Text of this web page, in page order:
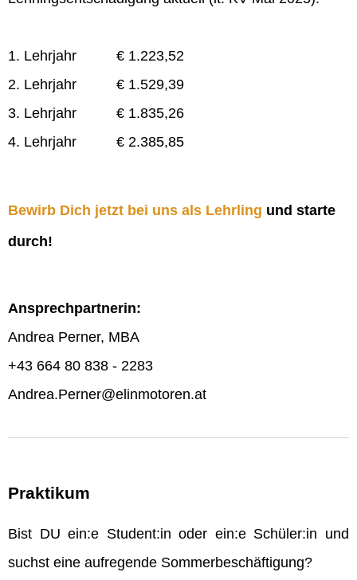
1. Lehrjahr € 1.223,52
2. Lehrjahr € 1.529,39
3. Lehrjahr € 1.835,26
4. Lehrjahr € 2.385,85
Bewirb Dich jetzt bei uns als Lehrling und starte
durch!
Ansprechpartnerin:
Andrea Perner, MBA
+43 664 80 838 - 2283
Andrea.Perner@elinmotoren.at
Praktikum
Bist DU ein:e Student:in oder ein:e Schüler:in und
suchst eine aufregende Sommerbeschäftigung?